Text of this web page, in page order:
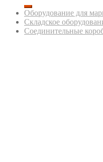
Оборудование для
Складское
Соединительные